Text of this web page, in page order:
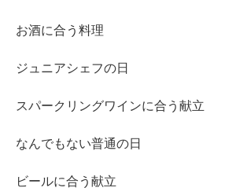
お酒に合う料理
ジュニアシェフの日
スパークリングワインに合う献立
なんでもない普通の日
ビールに合う献立